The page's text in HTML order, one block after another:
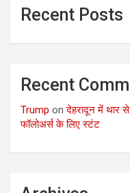
Recent Posts
Recent
Trump onदेहरादून में थार
फॉलोअर्स के लिए स्टंट